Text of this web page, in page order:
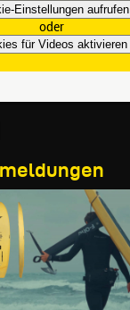
Einstellungen aufrufen
oder
für Videos aktivieren